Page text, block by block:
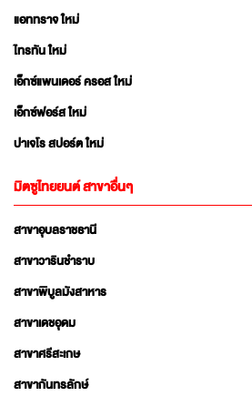
แอททราจ ใหม่
ไทรทัน ใหม่
เอ็กซ์แพนเดอร์ ครอส ใหม่
เอ็กซ์ฟอร์ส ใหม่
ปาเจโร สปอร์ต ใหม่
มิตซูไทยยนต์ สาขาอื่นๆ
สาขาอุบลราชธานี
สาขาวารินชำราบ
สาขาพิบูลมังสาหาร
สาขาเดชอุดม
สาขาศรีสะเกษ
สาขากันทรลักษ์